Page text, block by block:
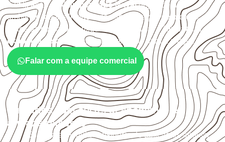
A utilização do Compensado Navaldepende do
ambiente, da finalidade e da especificação do projeto.
Antes da cotação, verifique a
espessura, o formato, a
exposição e o acabamento
previstos para a chapa.
Falar com a equipe comercial
Cuidados com corte, acabamento e
armazenamento
Escolha a medida considerando aplicação, apoios,